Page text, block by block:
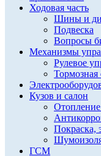
Ходовая часть
Шины и
Подвеска
Вопросы
Механизмы
Рулевое
Тормозная
Кузов и салон
Покраска,
ГСМ